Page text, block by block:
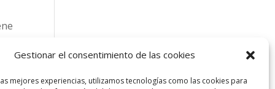
Gestionar el consentimiento de las cookies
mejores experiencias, utilizamos tecnologías como las cookies para